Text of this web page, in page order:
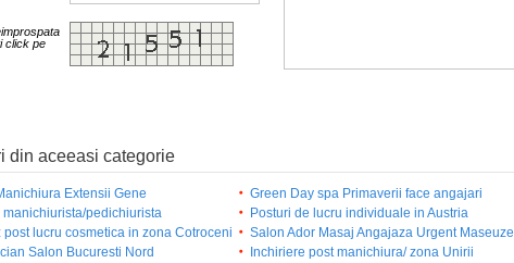
click pe
din aceeasi categorie
Extensii Gene
Green Day spa Primaverii face angajari
manichiurista/pedichiurista
Posturi de lucru individuale in Austria
post lucru cosmetica in zona Cotroceni
Salon Ador Masaj Angajaza Urgent Maseuze
Salon Bucuresti Nord
Inchiriere post manichiura/ zona Unirii